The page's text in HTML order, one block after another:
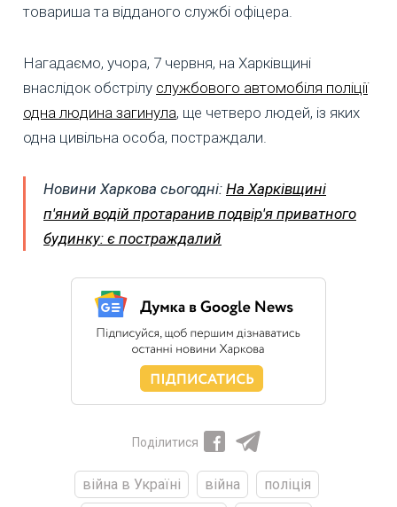
товариша та відданого службі офіцера.
Нагадаємо, учора, 7 червня, на Харківщині
внаслідок обстрілу службового автомобіля поліції
одна людина загинула, ще четверо людей, із яких
одна цивільна особа, постраждали.
Новини Харкова сьогодні: На Харківщині
п'яний водій протаранив подвір'я приватного
будинку: є постраждалий
Поділитися
війна в Україні війна
поліція